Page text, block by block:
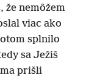
že nemôžem
viac ako
splnilo
sa Ježiš
prišli